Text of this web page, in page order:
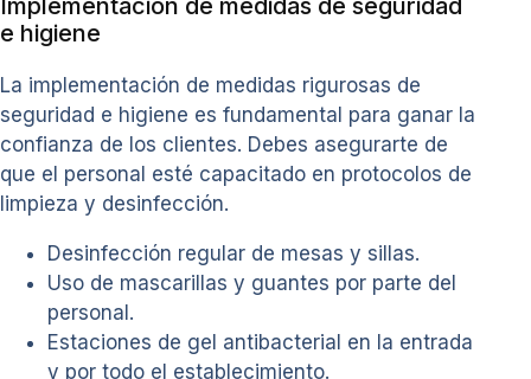
e higiene
La implementación de medidas rigurosas de
seguridad e higiene es fundamental para ganar la
confianza de los clientes. Debes asegurarte de
que el personal esté capacitado en protocolos de
limpieza y desinfección.
Desinfección regular de mesas y sillas.
Uso de mascarillas y guantes por parte del
personal.
Estaciones de gel antibacterial en la entrada
y por todo el establecimiento.